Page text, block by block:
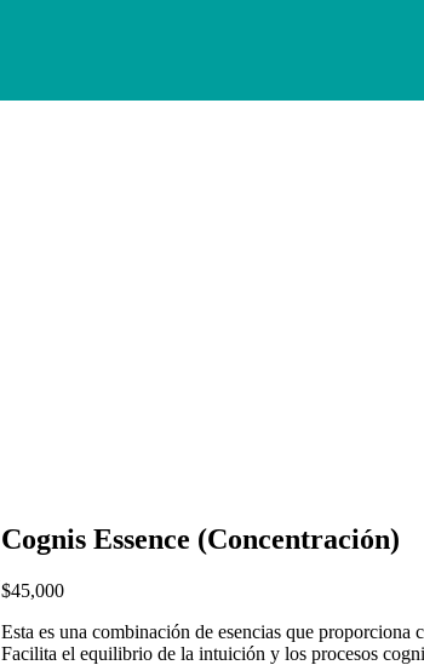
Cognis Essence (Concentración)
$45,000
Esta es una combinación de esencias que proporciona
Facilita el equilibrio de la intuición y los procesos